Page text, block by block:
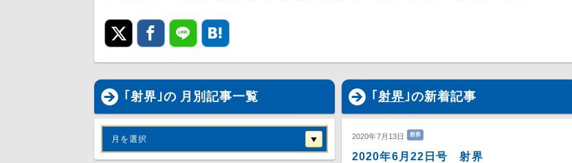
｢射界｣の 月別記事一覧
月を選択
｢ 射界 ｣の新着記事
2020年7月13日 射界
2020年6月22日号 射界